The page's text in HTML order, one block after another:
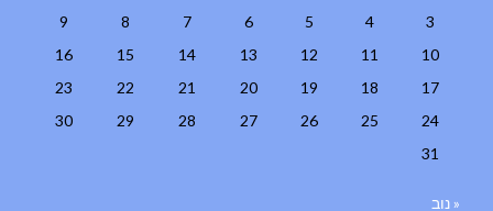
3
4
5
6
7
8
9
10
11
12
13
14
15
16
17
18
19
20
21
22
23
24
25
26
27
28
29
30
31
« נוב